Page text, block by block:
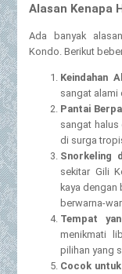
Alasan Kenapa
Ada banyak
Kondo. Berikut
Keindahan
sangat alami
Pantai
sangat halus
di surga
Snorkeling
sekitar Gili
kaya dengan
berwarna-
Tempat
menikmati
pilihan yang
Cocok